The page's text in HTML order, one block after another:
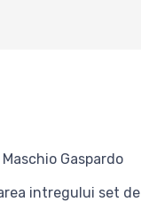
Gaspardo
intregului set de